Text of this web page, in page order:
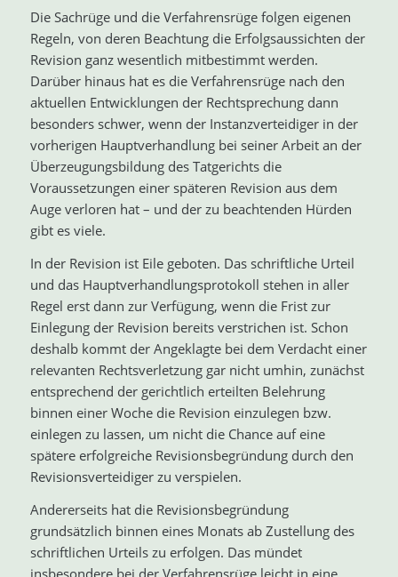
Die Sachrüge und die Verfahrensrüge folgen eigenen
Regeln, von deren Beachtung die Erfolgsaussichten der
Revision ganz wesentlich mitbestimmt werden.
Darüber hinaus hat es die Verfahrensrüge nach den
aktuellen Entwicklungen der Rechtsprechung dann
besonders schwer, wenn der Instanzverteidiger in der
vorherigen Hauptverhandlung bei seiner Arbeit an der
Überzeugungsbildung des Tatgerichts die
Voraussetzungen einer späteren Revision aus dem
Auge verloren hat – und der zu beachtenden Hürden
gibt es viele.
In der Revision ist Eile geboten. Das schriftliche Urteil
und das Hauptverhandlungsprotokoll stehen in aller
Regel erst dann zur Verfügung, wenn die Frist zur
Einlegung der Revision bereits verstrichen ist. Schon
deshalb kommt der Angeklagte bei dem Verdacht einer
relevanten Rechtsverletzung gar nicht umhin, zunächst
entsprechend der gerichtlich erteilten Belehrung
binnen einer Woche die Revision einzulegen bzw.
einlegen zu lassen, um nicht die Chance auf eine
spätere erfolgreiche Revisionsbegründung durch den
Revisionsverteidiger zu verspielen.
Andererseits hat die Revisionsbegründung
grundsätzlich binnen eines Monats ab Zustellung des
schriftlichen Urteils zu erfolgen. Das mündet
insbesondere bei der Verfahrensrüge leicht in eine